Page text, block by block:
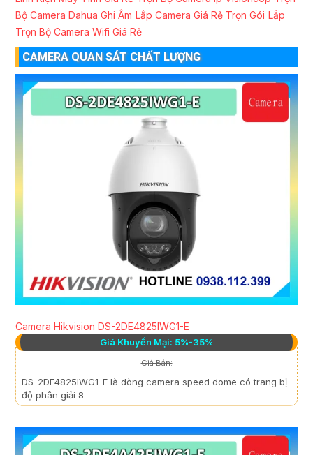
Bộ Camera Dahua Ghi Âm Lắp Camera Giá Rẻ Trọn Gói Lắp
Trọn Bộ Camera Wifi Giá Rẻ
CAMERA QUAN SÁT CHẤT LƯỢNG
Camera Hikvision DS-2DE4825IWG1-E
Giá Khuyến Mại: 5%-35%
Giá Bán:
DS-2DE4825IWG1-E là dòng camera speed dome có trang bị
độ phân giải 8